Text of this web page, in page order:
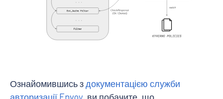
Ознайомившись здокументацією служби